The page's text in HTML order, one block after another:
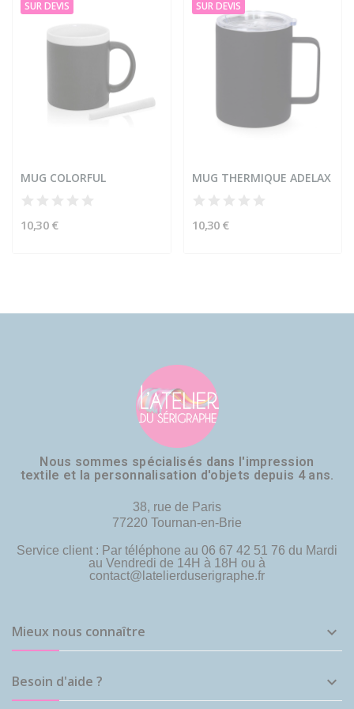
SUR DEVIS
MUG COLORFUL
10,30 €
SUR DEVIS
MUG THERMIQUE ADELAX
10,30 €
Nous sommes spécialisés dans l'impression
textile et la personnalisation d'objets depuis 4 ans.
38, rue de Paris
77220 Tournan-en-Brie
Service client : Par téléphone au 06 67 42 51 76 du Mardi
au Vendredi de 14H à 18H ou à
contact@latelierduserigraphe.fr
Mieux nous connaître 
Besoin d'aide ? 